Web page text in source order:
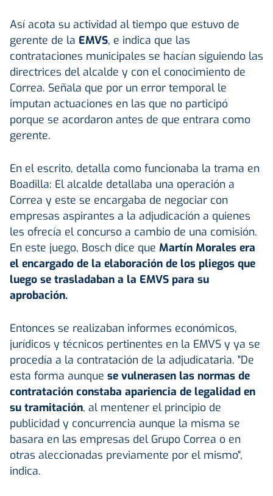
Así acota su actividad al tiempo que estuvo de
gerente de la EMVS, e indica que las
contrataciones municipales se hacían siguiendo las
directrices del alcalde y con el conocimiento de
Correa. Señala que por un error temporal le
imputan actuaciones en las que no participó
porque se acordaron antes de que entrara como
gerente.
En el escrito, detalla como funcionaba la trama en
Boadilla: El alcalde detallaba una operación a
Correa y este se encargaba de negociar con
empresas aspirantes a la adjudicación a quienes
les ofrecía el concurso a cambio de una comisión.
En este juego, Bosch dice que Martín Morales era
el encargado de la elaboración de los pliegos que
luego se trasladaban a la EMVS para su
aprobación.
Entonces se realizaban informes económicos,
jurídicos y técnicos pertinentes en la EMVS y ya se
procedía a la contratación de la adjudicataria. "De
esta forma aunque se vulnerasen las normas de
contratación constaba apariencia de legalidad en
su tramitación, al mentener el principio de
publicidad y concurrencia aunque la misma se
basara en las empresas del Grupo Correa o en
otras aleccionadas previamente por el mismo",
indica.